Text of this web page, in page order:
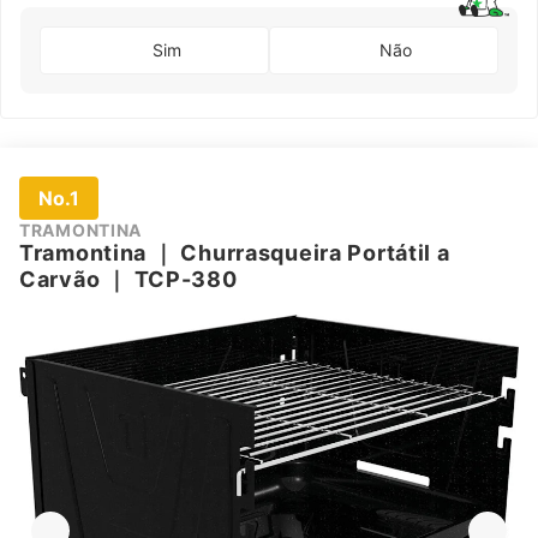
Sim Não
No.1
TRAMONTINA
Tramontina ｜ Churrasqueira Portátil a
Carvão
｜ TCP-380